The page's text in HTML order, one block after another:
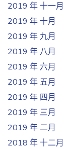
2019 年 十一月
2019 年 十月
2019 年 九月
2019 年 八月
2019 年 六月
2019 年 五月
2019 年 四月
2019 年 三月
2019 年 二月
2018 年 十二月